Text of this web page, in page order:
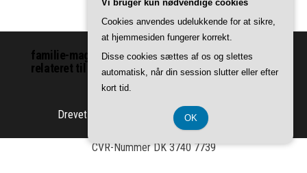
ekstraklasa
familie-magasinet.dk | Vi leverer indhold om ting
relateret til familie.
Drevet af Tema:Envo Magazine
CVR-Nummer DK 3740 7739
Vi bruger kun nødvendige cookies
Cookies anvendes udelukkende for at sikre,
at hjemmesiden fungerer korrekt.
Disse cookies sættes af os og slettes
automatisk, når din session slutter eller efter
kort tid.
OK